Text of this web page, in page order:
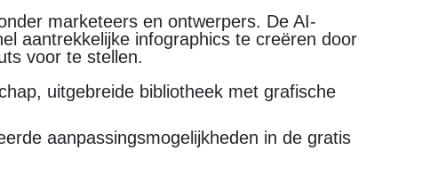
marketeers en ontwerpers. De AI-
aantrekkelijke infographics te creëren door
voor te stellen.
uitgebreide bibliotheek met grafische
aanpassingsmogelijkheden in de gratis